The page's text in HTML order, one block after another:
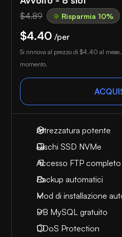
$4.89 Risparmia 10%
$4.40 /per
Si rinnova al prezzo di $4.40 al
momento.
Attrezzatura potente
Dischi SSD NVMe
Accesso FTP completo
Backup automatici
Mod di installazione
DB MySQL gratuito
DDoS Protection